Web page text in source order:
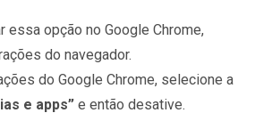
essa opção no Google Chrome,
do navegador.
do Google Chrome, selecione a
e apps” e então desative.